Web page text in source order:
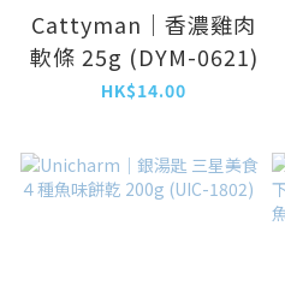
Cattyman｜香濃雞肉
軟條 25g (DYM-0621)
HK$14.00